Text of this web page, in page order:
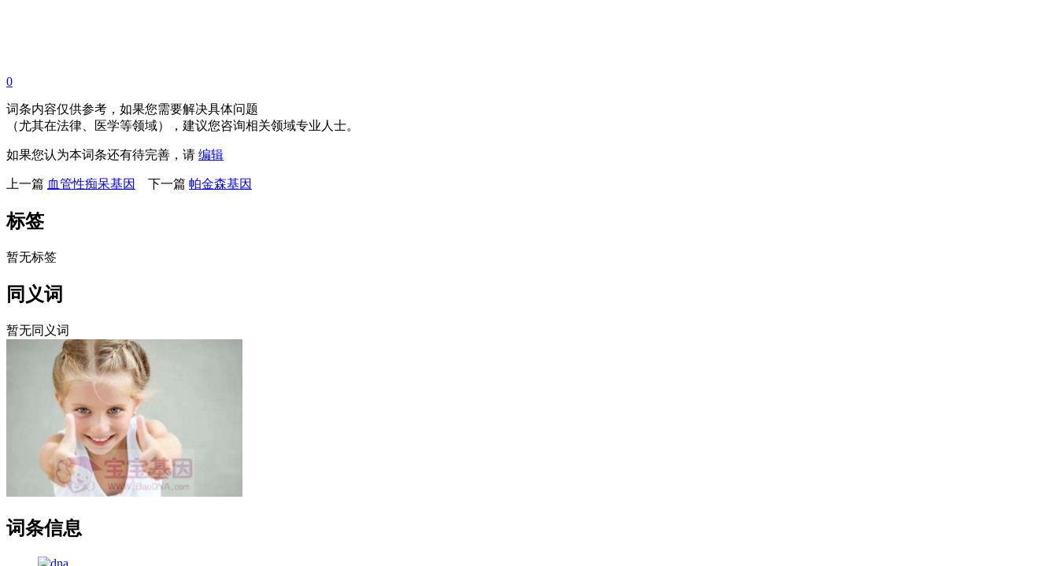
0
词条内容仅供参考，如果您需要解决具体问题
（尤其在法律、医学等领域），建议您咨询相关领域专业人士。
如果您认为本词条还有待完善，请 编辑
上一篇 血管性痴呆基因 下一篇 帕金森基因
标签
暂无标签
同义词
暂无同义词
词条信息